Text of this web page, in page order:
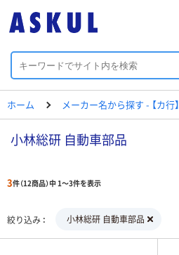
ホーム メーカー名から探す - 【カ行】
小林総研 自動車部品
3件（12商品）中 1～3件を表示
絞り込み 小林総研 自動車部品